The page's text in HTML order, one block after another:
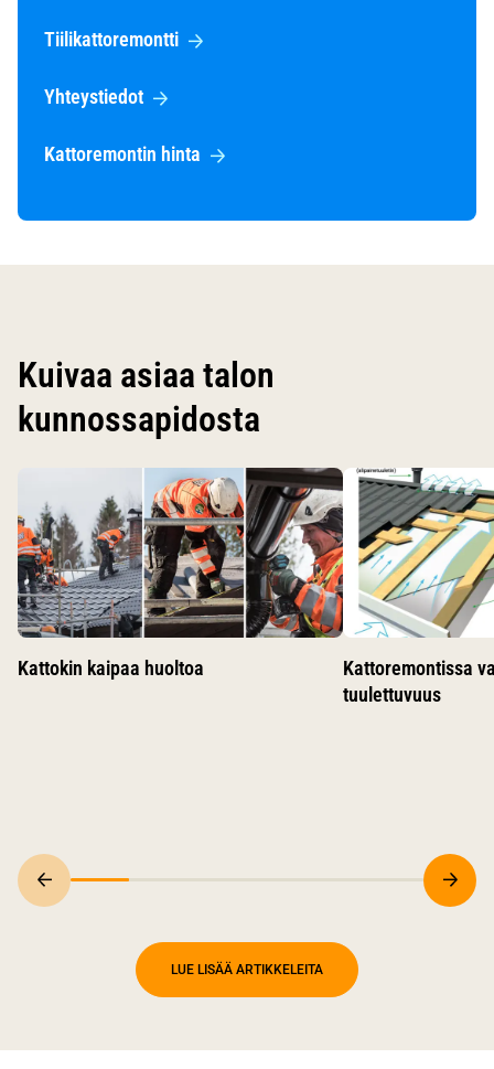
Tiilikattoremontti
Yhteystiedot
Kattoremontin hinta
Kuivaa asiaa talon
kunnossapidosta
Käytä nuolinäppäimiä siirtyäksesi karusellin diojen välillä.
Kattokin kaipaa huoltoa
Kattoremontissa
tuulettuvuus
LUE LISÄÄ ARTIKKELEITA